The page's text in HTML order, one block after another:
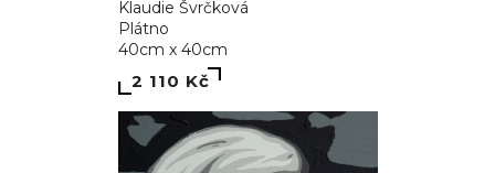
Klaudie Švrčková
Plátno
40cm x 40cm
2 110 Kč